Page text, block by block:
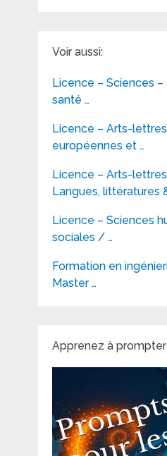
Voir aussi:
Licence – Sciences
santé …
Licence – Arts-
européennes et …
Licence – Arts-
Langues, littératures
Licence – Sciences
sociales / …
Formation en
Master …
Apprenez à